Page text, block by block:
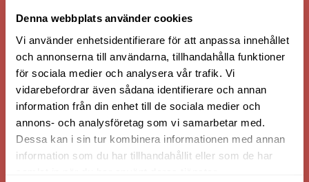
Denna webbplats använder cookies
Vi använder enhetsidentifierare för att anpassa innehållet
och annonserna till användarna, tillhandahålla funktioner
för sociala medier och analysera vår trafik. Vi
vidarebefordrar även sådana identifierare och annan
information från din enhet till de sociala medier och
annons- och analysföretag som vi samarbetar med.
Dessa kan i sin tur kombinera informationen med annan
information som du har tillhandahållit eller som de har
HANDLA VIA: BUTIK - WEBBSHOP - TELEFON